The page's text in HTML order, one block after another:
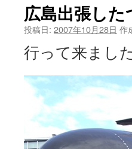
広島出張し
投稿日: 2007年10月28日 作
行って来まし